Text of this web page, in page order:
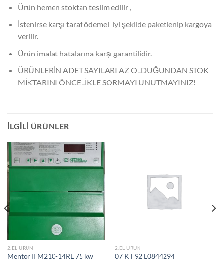
Ürün hemen stoktan teslim edilir ,
İstenirse karşı taraf ödemeli iyi şekilde paketlenip kargoya
verilir.
Ürün imalat hatalarına karşı garantilidir.
ÜRÜNLERİN ADET SAYILARI AZ OLDUĞUNDAN STOK
MİKTARINI ÖNCELİKLE SORMAYI UNUTMAYINIZ!
İLGILI ÜRÜNLER
2.EL ÜRÜN
Mentor II M210-14RL 75 kw
2.EL ÜRÜN
07 KT 92 L0844294